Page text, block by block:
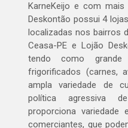
KarneKeijo e com
Deskontão possui 4
localizadas nos bairros
Ceasa-PE e Lojão
tendo como
frigorificados (carnes,
ampla variedade de
política agressiva
proporciona
comerciantes, que